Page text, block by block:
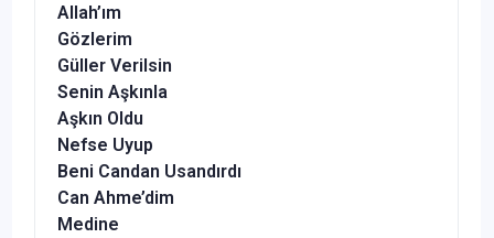
Allah’ım
Gözlerim
Güller Verilsin
Senin Aşkınla
Aşkın Oldu
Nefse Uyup
Beni Candan Usandırdı
Can Ahme’dim
Medine